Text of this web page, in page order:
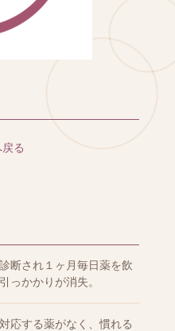
る
断され１ヶ月毎日薬を飲
っかかりが消失。
応する薬がなく、慣れる